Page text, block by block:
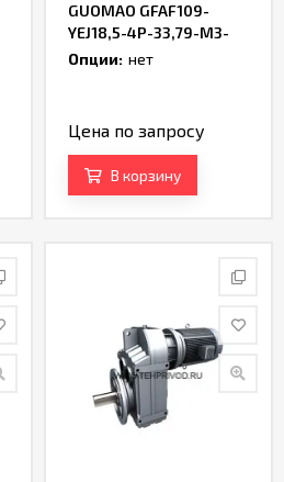
GUOMAO GFAF109-
YEJ18,5-4P-33,79-M3-
270-2- IEC
Опции: нет
Цена по запросу
В корзину